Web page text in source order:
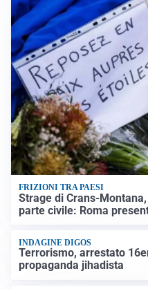
FRIZIONI TRA PAESI
Strage di Crans-
parte civile: Roma
INDAGINE DIGOS
Terrorismo, arrestato
propaganda jihadista